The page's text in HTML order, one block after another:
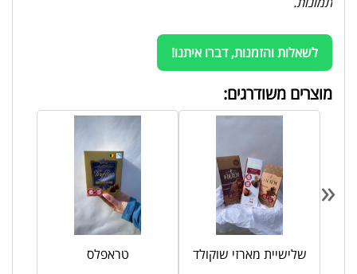
לשאלות והזמנות, דברו איתנו!
מוצרים משודרגים:
טראפלס שלישיית מארזי שוקולד
«